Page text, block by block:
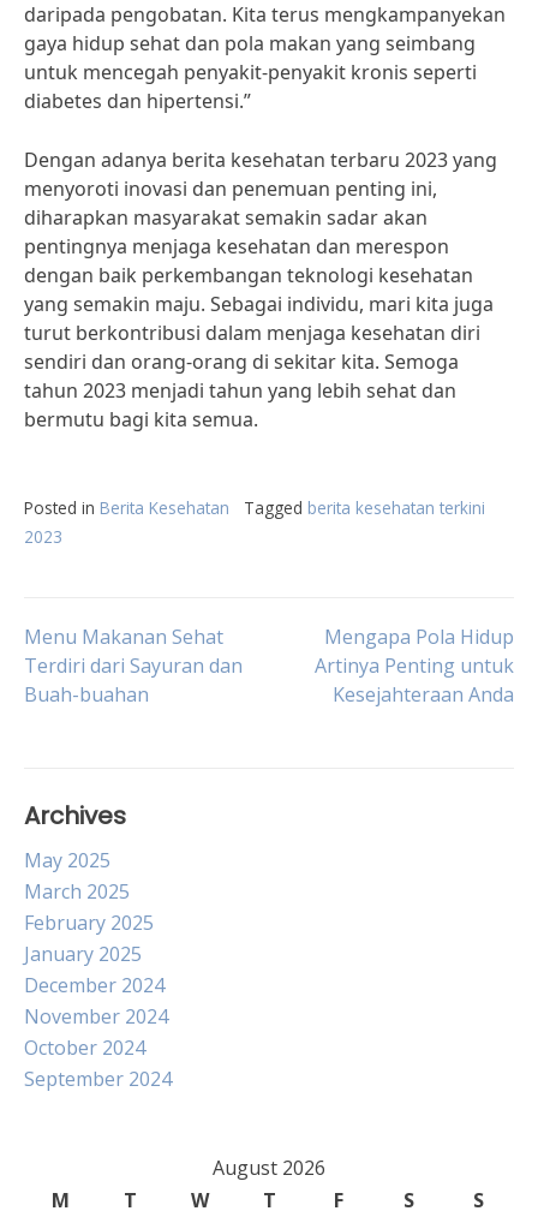
daripada pengobatan. Kita terus mengkampanyekan
gaya hidup sehat dan pola makan yang seimbang
untuk mencegah penyakit-penyakit kronis seperti
diabetes dan hipertensi.”
Dengan adanya berita kesehatan terbaru 2023 yang
menyoroti inovasi dan penemuan penting ini,
diharapkan masyarakat semakin sadar akan
pentingnya menjaga kesehatan dan merespon
dengan baik perkembangan teknologi kesehatan
yang semakin maju. Sebagai individu, mari kita juga
turut berkontribusi dalam menjaga kesehatan diri
sendiri dan orang-orang di sekitar kita. Semoga
tahun 2023 menjadi tahun yang lebih sehat dan
bermutu bagi kita semua.
Posted in Berita Kesehatan Tagged berita kesehatan terkini
2023
Post
navigation
Menu Makanan Sehat
Terdiri dari Sayuran dan
Buah-buahan
Mengapa Pola Hidup
Artinya Penting untuk
Kesejahteraan Anda
Archives
May 2025
March 2025
February 2025
January 2025
December 2024
November 2024
October 2024
September 2024
August 2026
M
T W T F S
S